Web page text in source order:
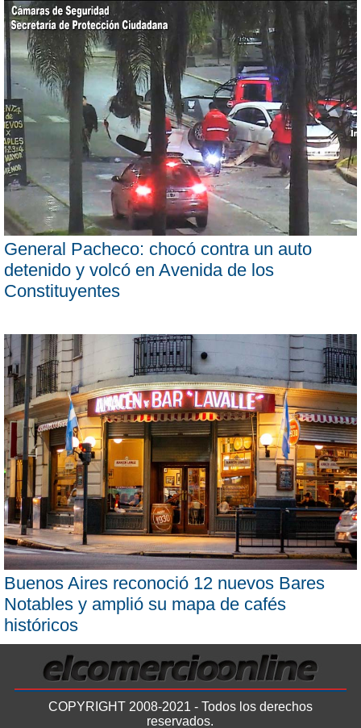
General Pacheco: chocó contra un auto
detenido y volcó en Avenida de los
Constituyentes
Buenos Aires reconoció 12 nuevos Bares
Notables y amplió su mapa de cafés
históricos
COPYRIGHT 2008-2021 - Todos los derechos
reservados.